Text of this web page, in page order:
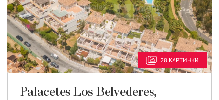
28 КАРТИНКИ
Palacetes Los Belvederes,